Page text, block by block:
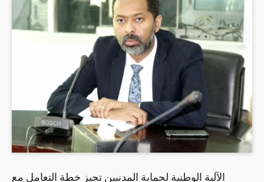
الآلية الوطنية لحماية المدنيين تجيز خطة التعامل مع